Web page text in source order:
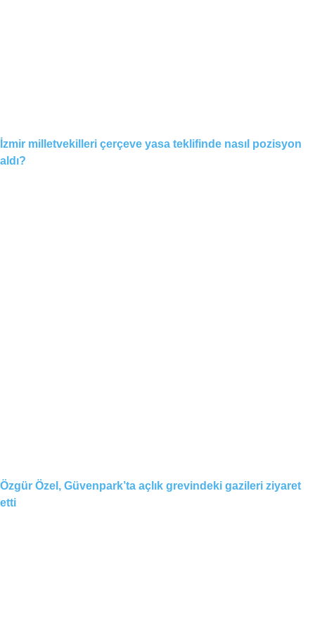
İzmir milletvekilleri çerçeve yasa teklifinde nasıl pozisyon
aldı?
Özgür Özel, Güvenpark’ta açlık grevindeki gazileri ziyaret
etti